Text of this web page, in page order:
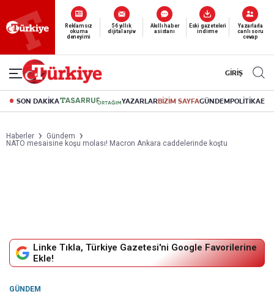
Yeni nesil dijital
abonelik 19 TL’den başlayan fiyatlarla.
GİRİŞ
SON DAKİKA YAZARLARBİZİM SAYFAGÜNDEMPOLİTİKA
Haberler
Gündem
NATO mesaisine koşu molası! Macron Ankara caddelerinde koştu
Linke Tıkla, Türkiye Gazetesi'ni Google Favorilerine
Ekle!
GÜNDEM